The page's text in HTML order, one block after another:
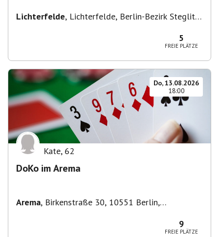
Lichterfelde, Lichterfelde, Berlin-Bezirk Steglitz-
5
FREIE PLÄTZE
Do, 13.08.2026
18:00
Kate, 62
DoKo im Arema
Arema, Birkenstraße 30, 10551 Berlin,
9
FREIE PLÄTZE